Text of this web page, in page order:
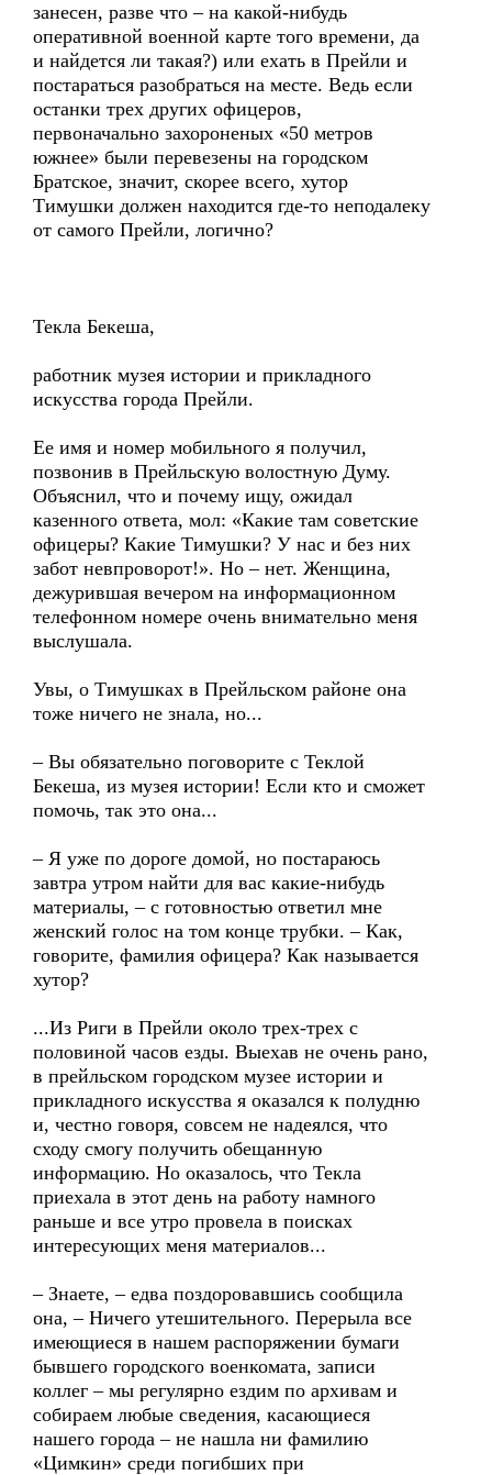
занесен, разве что – на какой-нибудь
оперативной военной карте того времени, да
и найдется ли такая?) или ехать в Прейли и
постараться разобраться на месте. Ведь если
останки трех других офицеров,
первоначально захороненых «50 метров
южнее» были перевезены на городском
Братское, значит, скорее всего, хутор
Тимушки должен находится где-то неподалеку
от самого Прейли, логично?
Текла Бекеша,
работник музея истории и прикладного
искусства города Прейли.
Ее имя и номер мобильного я получил,
позвонив в Прейльскую волостную Думу.
Объяснил, что и почему ищу, ожидал
казенного ответа, мол: «Какие там советские
офицеры? Какие Тимушки? У нас и без них
забот невпроворот!». Но – нет. Женщина,
дежурившая вечером на информационном
телефонном номере очень внимательно меня
выслушала.
Увы, о Тимушках в Прейльском районе она
тоже ничего не знала, но...
– Вы обязательно поговорите с Теклой
Бекеша, из музея истории! Если кто и сможет
помочь, так это она...
– Я уже по дороге домой, но постараюсь
завтра утром найти для вас какие-нибудь
материалы, – с готовностью ответил мне
женский голос на том конце трубки. – Как,
говорите, фамилия офицера? Как называется
хутор?
...Из Риги в Прейли около трех-трех с
половиной часов езды. Выехав не очень рано,
в прейльском городском музее истории и
прикладного искусства я оказался к полудню
и, честно говоря, совсем не надеялся, что
сходу смогу получить обещанную
информацию. Но оказалось, что Текла
приехала в этот день на работу намного
раньше и все утро провела в поисках
интересующих меня материалов...
– Знаете, – едва поздоровавшись сообщила
она, – Ничего утешительного. Перерыла все
имеющиеся в нашем распоряжении бумаги
бывшего городского военкомата, записи
коллег – мы регулярно ездим по архивам и
собираем любые сведения, касающиеся
нашего города – не нашла ни фамилию
«Цимкин» среди погибших при